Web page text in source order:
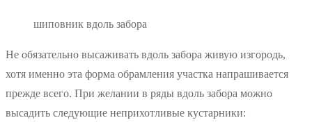
шиповник вдоль забора
Не обязательно высаживать вдоль забора живую изгородь,
хотя именно эта форма обрамления участка напрашивается
прежде всего. При желании в ряды вдоль забора можно
высадить следующие неприхотливые кустарники: